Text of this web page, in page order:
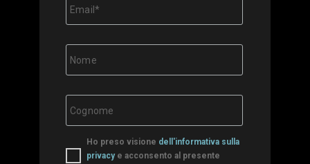
Ho preso visione dell'informativa sulla
privacye acconsento al presente